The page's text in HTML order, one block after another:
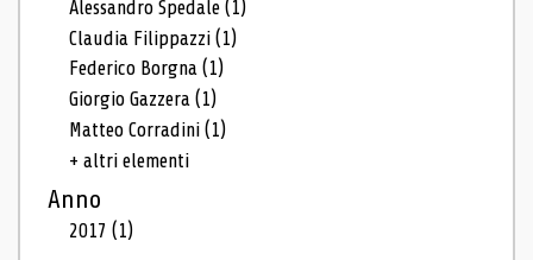
Alessandro Spedale(1)
Claudia Filippazzi(1)
Federico Borgna(1)
Giorgio Gazzera(1)
Matteo Corradini(1)
+ altri elementi
Anno
2017(1)